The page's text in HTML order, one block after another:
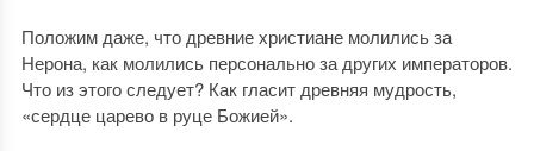
Положим даже, что древние христиане молились за
Нерона, как молились персонально за других императоров.
Что из этого следует? Как гласит древняя мудрость,
«сердце царево в руце Божией».